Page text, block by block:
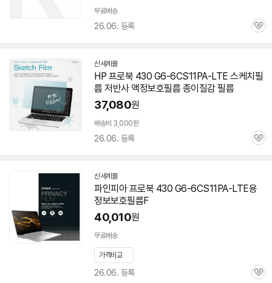
무료배송
26.06. 등록
관
신세계몰
HP 프로북 430 G6-6CS11PA-LTE 스케치필
름 저반사 액정보호필름 종이질감 필름
37,080원
배송비 3,000원
26.06. 등록
관
신세계몰
파인피아 프로북 430 G6-6CS11PA-LTE용
정보보호필름F
40,010원
무료배송
가격비교
26.06. 등록
관